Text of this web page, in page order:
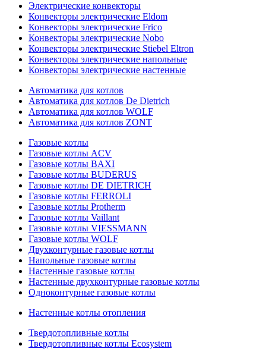
Электрические конвекторы
Конвекторы электрические Eldom
Конвекторы электрические Frico
Конвекторы электрические Nobo
Конвекторы электрические Stiebel Eltron
Конвекторы электрические напольные
Конвекторы электрические настенные
Автоматика для котлов
Автоматика для котлов De Dietrich
Автоматика для котлов WOLF
Автоматика для котлов ZONT
Газовые котлы
Газовые котлы ACV
Газовые котлы BAXI
Газовые котлы BUDERUS
Газовые котлы DE DIETRICH
Газовые котлы FERROLI
Газовые котлы Protherm
Газовые котлы Vaillant
Газовые котлы VIESSMANN
Газовые котлы WOLF
Двухконтурные газовые котлы
Напольные газовые котлы
Настенные газовые котлы
Настенные двухконтурные газовые котлы
Одноконтурные газовые котлы
Настенные котлы отопления
Твердотопливные котлы
Твердотопливные котлы Ecosystem